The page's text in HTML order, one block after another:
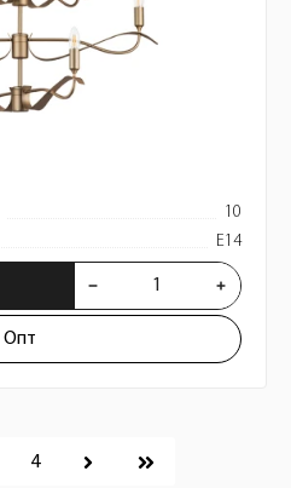
10
E14
Опт
4